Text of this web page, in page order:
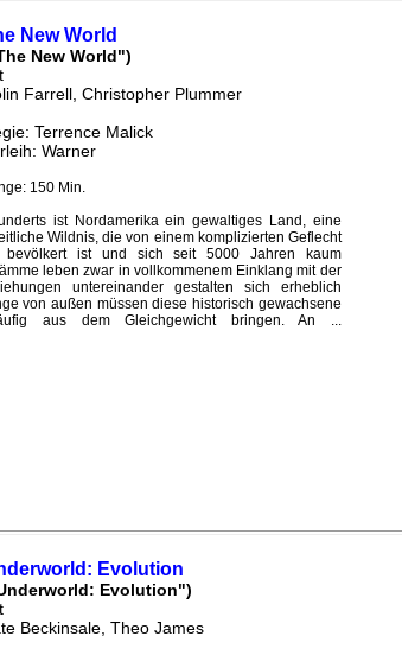
New World
New World")
Farrell, Christopher Plummer
Terrence Malick
Warner
150 Min.
ist Nordamerika ein gewaltiges Land, eine
Wildnis, die von einem komplizierten Geflecht
bevölkert ist und sich seit 5000 Jahren kaum
leben zwar in vollkommenem Einklang mit der
untereinander gestalten sich erheblich
von außen müssen diese historisch gewachsene
aus dem Gleichgewicht bringen. An ...
Evolution
Evolution")
Beckinsale, Theo James